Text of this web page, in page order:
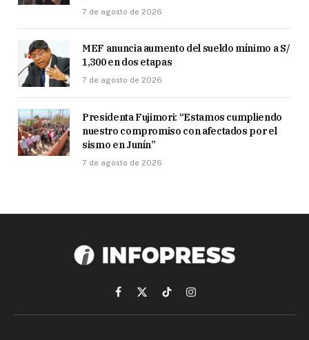
7 de agosto de 2026
MEF anuncia aumento del sueldo mínimo a S/
1,300 en dos etapas
7 de agosto de 2026
Presidenta Fujimori: “Estamos cumpliendo
nuestro compromiso con afectados por el
sismo en Junín”
7 de agosto de 2026
Facebook
X
(Twitter)
TikTokInstagram